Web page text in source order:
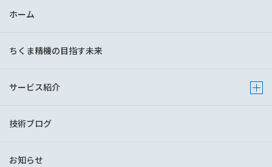
ホーム
ちくま精機の目指す未来
サービス紹介 Show
技術ブログ
お知らせ